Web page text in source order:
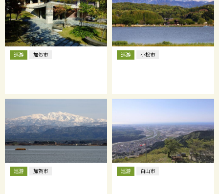
巡游 加贺市 巡游 小松市
巡游 加贺市 巡游 白山市